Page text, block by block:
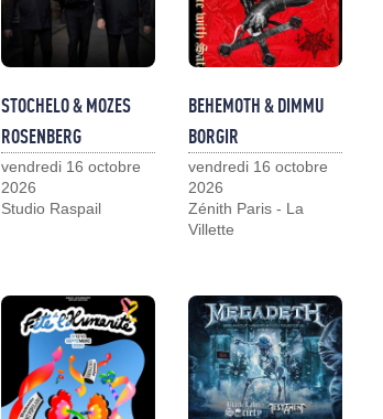
STOCHELO & MOZES
ROSENBERG
vendredi 16 octobre
2026
Studio Raspail
BEHEMOTH & DIMMU
BORGIR
vendredi 16 octobre
2026
Zénith Paris - La
Villette